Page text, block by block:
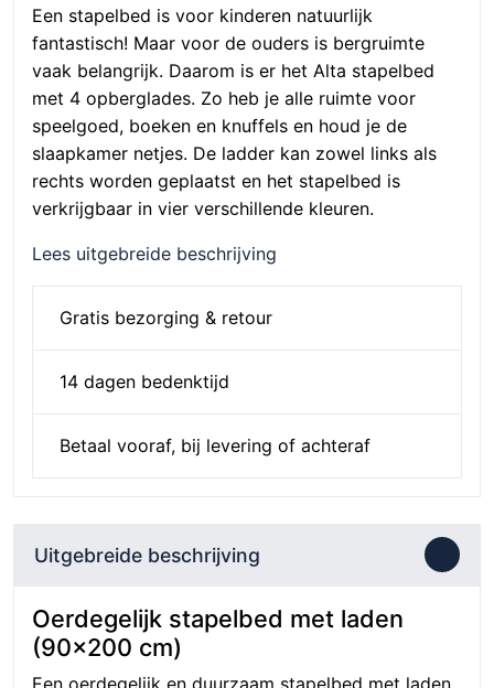
Een stapelbed is voor kinderen natuurlijk
fantastisch! Maar voor de ouders is bergruimte
vaak belangrijk. Daarom is er het Alta stapelbed
met 4 opberglades. Zo heb je alle ruimte voor
speelgoed, boeken en knuffels en houd je de
slaapkamer netjes. De ladder kan zowel links als
rechts worden geplaatst en het stapelbed is
verkrijgbaar in vier verschillende kleuren.
Lees uitgebreide beschrijving
Gratis bezorging & retour
14 dagen bedenktijd
Betaal vooraf, bij levering of achteraf
Uitgebreide beschrijving
Oerdegelijk stapelbed met laden
(90×200 cm)